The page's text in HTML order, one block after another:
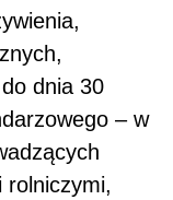
dnia 30
– w
rolniczymi,